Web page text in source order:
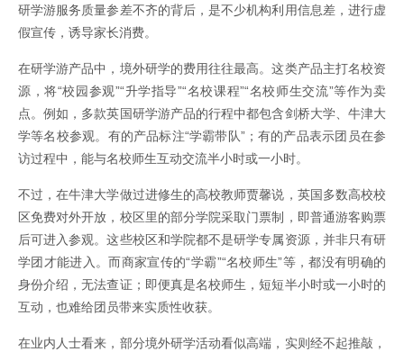
研学游服务质量参差不齐的背后，是不少机构利用信息差，进行虚
假宣传，诱导家长消费。
在研学游产品中，境外研学的费用往往最高。这类产品主打名校资
源，将“校园参观”“升学指导”“名校课程”“名校师生交流”等作为卖
点。例如，多款英国研学游产品的行程中都包含剑桥大学、牛津大
学等名校参观。有的产品标注“学霸带队”；有的产品表示团员在参
访过程中，能与名校师生互动交流半小时或一小时。
不过，在牛津大学做过进修生的高校教师贾馨说，英国多数高校校
区免费对外开放，校区里的部分学院采取门票制，即普通游客购票
后可进入参观。这些校区和学院都不是研学专属资源，并非只有研
学团才能进入。而商家宣传的“学霸”“名校师生”等，都没有明确的
身份介绍，无法查证；即便真是名校师生，短短半小时或一小时的
互动，也难给团员带来实质性收获。
在业内人士看来，部分境外研学活动看似高端，实则经不起推敲，